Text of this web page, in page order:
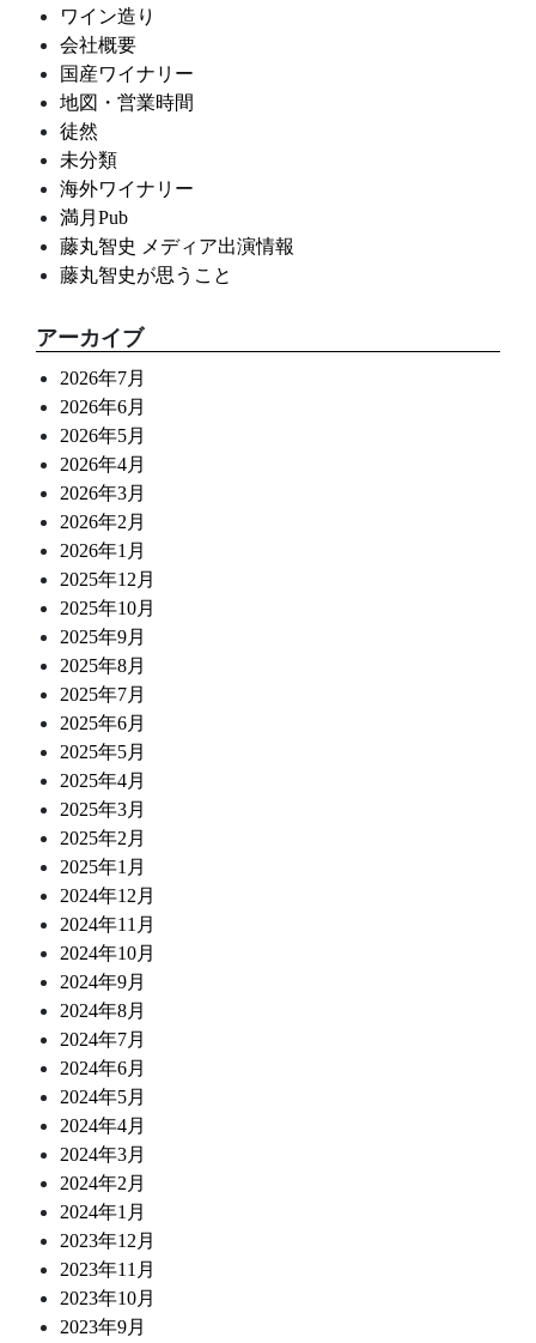
ワイン造り
会社概要
国産ワイナリー
地図・営業時間
徒然
未分類
海外ワイナリー
満月Pub
藤丸智史 メディア出演情報
藤丸智史が思うこと
アーカイブ
2026年7月
2026年6月
2026年5月
2026年4月
2026年3月
2026年2月
2026年1月
2025年12月
2025年10月
2025年9月
2025年8月
2025年7月
2025年6月
2025年5月
2025年4月
2025年3月
2025年2月
2025年1月
2024年12月
2024年11月
2024年10月
2024年9月
2024年8月
2024年7月
2024年6月
2024年5月
2024年4月
2024年3月
2024年2月
2024年1月
2023年12月
2023年11月
2023年10月
2023年9月